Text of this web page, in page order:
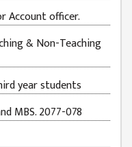
Account officer.
& Non-Teaching
year students
MBS. 2077-078